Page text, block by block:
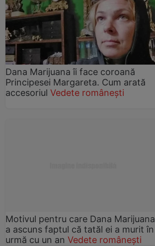
Dana Marijuana îi face coroană
Principesei Margareta. Cum arată
accesoriul Vedete românești
Motivul pentru care Dana Marijuana
a ascuns faptul că tatăl ei a murit în
urmă cu un an Vedete românești